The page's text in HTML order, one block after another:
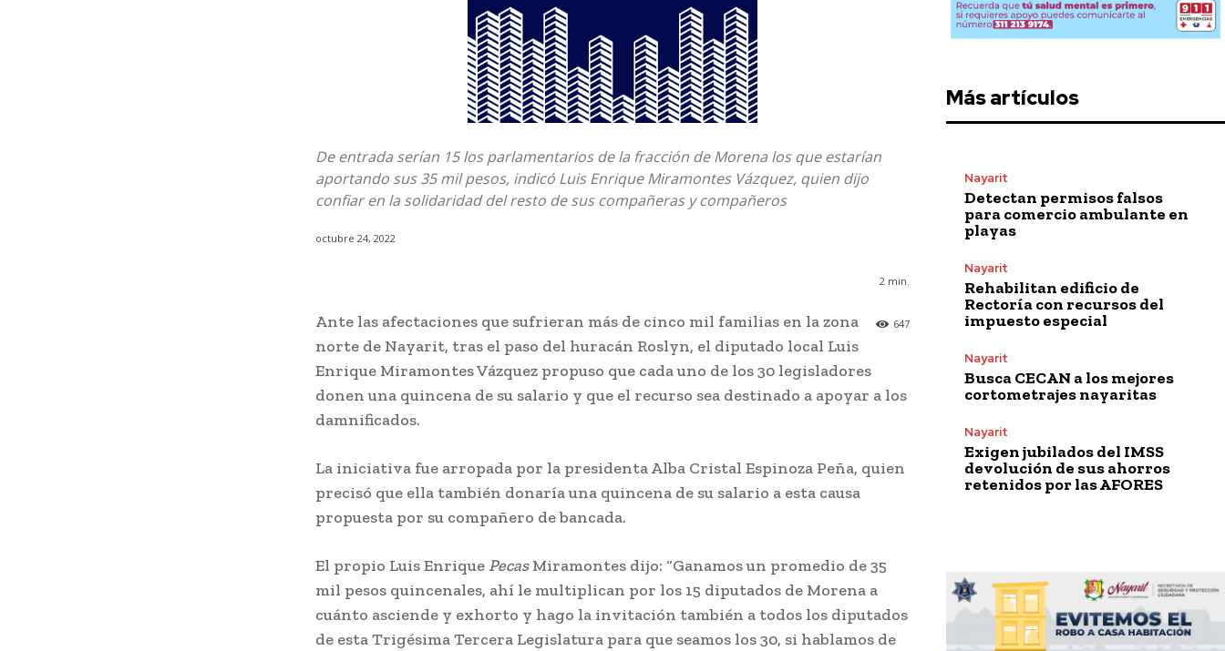
De entrada serían 15 los parlamentarios de la fracción de Morena los que estarían
aportando sus 35 mil pesos, indicó Luis Enrique Miramontes Vázquez, quien dijo
confiar en la solidaridad del resto de sus compañeras y compañeros
octubre 24, 2022
2 min.
647
Ante las afectaciones que sufrieran más de cinco mil familias en la zona
norte de Nayarit, tras el paso del huracán Roslyn, el diputado local Luis
Enrique Miramontes Vázquez propuso que cada uno de los 30 legisladores
donen una quincena de su salario y que el recurso sea destinado a apoyar a los
damnificados.
La iniciativa fue arropada por la presidenta Alba Cristal Espinoza Peña, quien
precisó que ella también donaría una quincena de su salario a esta causa
propuesta por su compañero de bancada.
El propio Luis Enrique PecasMiramontes dijo: “Ganamos un promedio de 35
mil pesos quincenales, ahí le multiplican por los 15 diputados de Morena a
cuánto asciende y exhorto y hago la invitación también a todos los diputados
de esta Trigésima Tercera Legislatura para que seamos los 30, si hablamos de
Más artículos
Nayarit
Detectan permisos falsos
para comercio ambulante en
playas
Nayarit
Rehabilitan edificio de
Rectoría con recursos del
impuesto especial
Nayarit
Busca CECAN a los mejores
cortometrajes nayaritas
Nayarit
Exigen jubilados del IMSS
devolución de sus ahorros
retenidos por las AFORES